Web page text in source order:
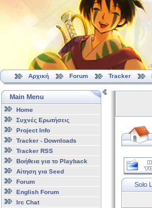
Αρχική Forum Tracker
Main Menu
Home
Συχνές Ερωτήσεις
Project Info
Tracker - Downloads
Tracker RSS
Βοήθεια για το Playback
Αίτηση για Seed
Forum
English Forum
Irc Chat
Solo